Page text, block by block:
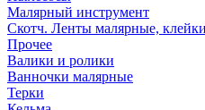
Малярный инструмент
Скотч. Ленты малярные,
Прочее
Валики и ролики
Ванночки малярные
Терки